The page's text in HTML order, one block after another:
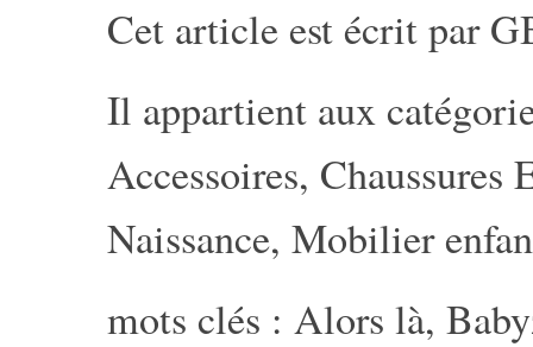
Cet article est écrit par
Il appartient aux
Accessoires, Chaussures
Naissance, Mobilier
mots clés : Alors là,